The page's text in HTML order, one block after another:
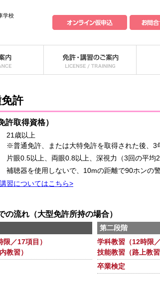
学校
許
許取得資格）
21歳以上
※普通免許、または大特免許を取得された後、3
片眼0.5以上、両眼0.8以上、深視力（3回の平均
補聴器を使用しないで、10mの距離で90ホンの
習についてはこちら>
の流れ（大型免許所持の場合）
／17項目）
教習）
第二段階
学科教習（12時限
技能教習（路上教習
卒業検定